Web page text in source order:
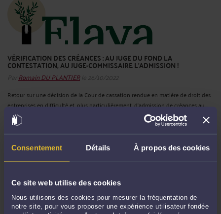
Consentement Détails À propos des cookies
Ce site web utilise des cookies
Nous utilisons des cookies pour mesurer la fréquentation de
notre site, pour vous proposer une expérience utilisateur fondée
VÉRIFICATION DES CRÉANCES : AU JUGE DU FOND LA
CONTESTATION, AU JUGE-COMMISSAIRE L’ADMISSION !
Par Romain DU PLANTIERle 26/10/2022
Retour sur une décision de la Cour de cassation rendue en matière de droit des
entreprises en difficulté et, plus particulièrement, d’admission de créances au
passif d’une procédure collective en présence de contestations sérieuses émises
par le débiteur. Faits Dans ...